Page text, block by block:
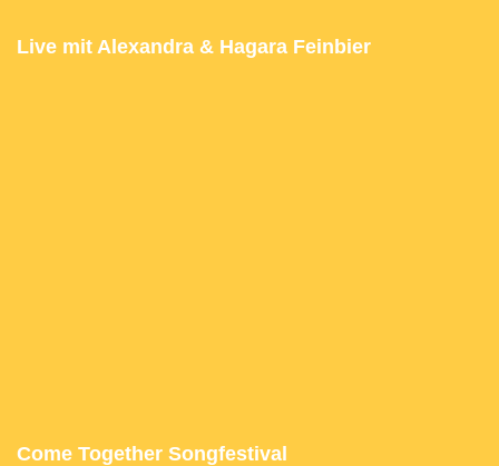
Live mit Alexandra & Hagara Feinbier
Come Together Songfestival